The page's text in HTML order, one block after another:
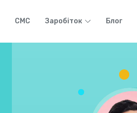
СМС Заробіток Блог